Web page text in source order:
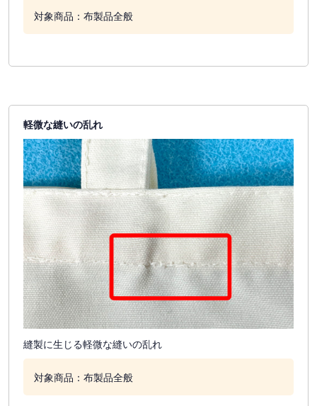
対象商品：布製品全般
軽微な縫いの乱れ
縫製に生じる軽微な縫いの乱れ
対象商品：布製品全般